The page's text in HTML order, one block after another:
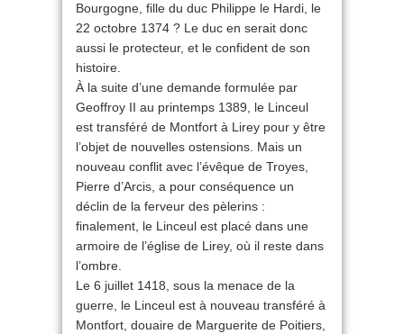
Bourgogne, fille du duc Philippe le Hardi, le
22 octobre 1374 ? Le duc en serait donc
aussi le protecteur, et le confident de son
histoire.
À la suite d’une demande formulée par
Geoffroy II au printemps 1389, le Linceul
est transféré de Montfort à Lirey pour y être
l’objet de nouvelles ostensions. Mais un
nouveau conflit avec l’évêque de Troyes,
Pierre d’Arcis, a pour conséquence un
déclin de la ferveur des pèlerins :
finalement, le Linceul est placé dans une
armoire de l’église de Lirey, où il reste dans
l’ombre.
Le 6 juillet 1418, sous la menace de la
guerre, le Linceul est à nouveau transféré à
Montfort, douaire de Marguerite de Poitiers,